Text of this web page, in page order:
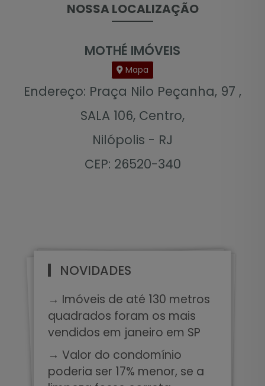
NOSSA LOCALIZAÇÃO
MOTHÉ IMÓVEIS
Mapa
Endereço: Praça Nilo Peçanha, 97 ,
SALA 106, Centro,
Nilópolis - RJ
CEP: 26520-340
NOVIDADES
→ Imóveis de até 130 metros
quadrados foram os mais
vendidos em janeiro em SP
→ Valor do condomínio
poderia ser 17% menor, se a